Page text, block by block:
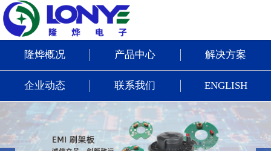
隆烨概况 产品中心 解决方案
企业动态 联系我们 ENGLISH